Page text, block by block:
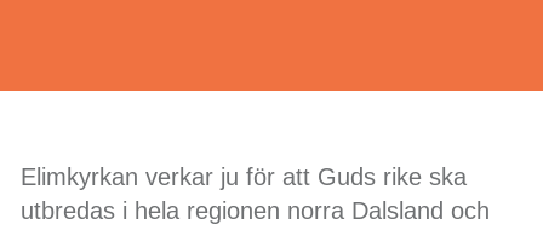
Elimkyrkan verkar ju för att Guds rike ska
utbredas i hela regionen norra Dalsland och